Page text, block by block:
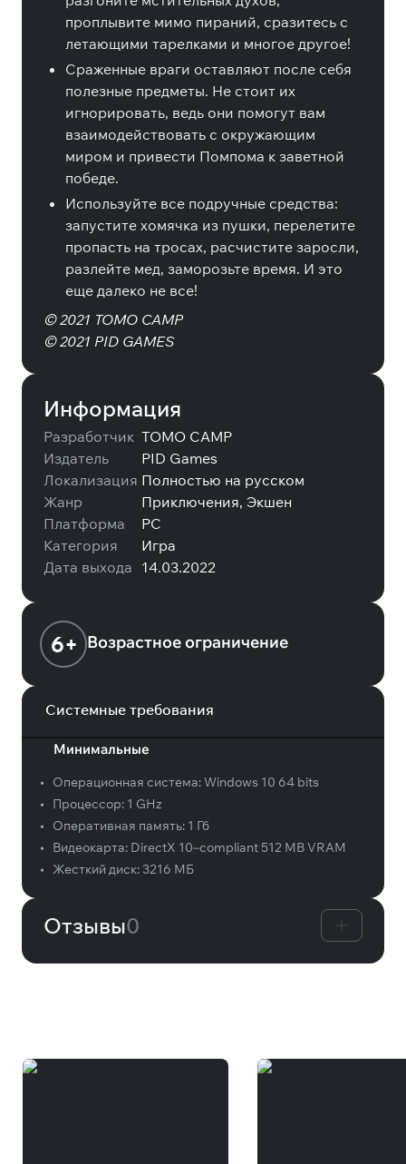
проплывите мимо пираний, сразитесь с
летающими тарелками и многое другое!
Сраженные враги оставляют после себя
полезные предметы. Не стоит их
игнорировать, ведь они помогут вам
взаимодействовать с окружающим
миром и привести Помпома к заветной
победе.
Используйте все подручные средства:
запустите хомячка из пушки, перелетите
пропасть на тросах, расчистите заросли,
разлейте мед, заморозьте время. И это
еще далеко не все!
© 2021 TOMO CAMP
© 2021 PID GAMES
Информация
Разработчик TOMO CAMP
Издатель
PID Games
Локализация Полностью на русском
Жанр
Приключения, Экшен
Платформа
PC
Категория
Игра
Дата выхода 14.03.2022
6+ Возрастное ограничение
Системные требования
Минимальные
• Операционная система:Windows 10 64 bits
•
Процессор: 1 GHz
•
Оперативная память: 1 Гб
•
Видеокарта: DirectX 10–compliant 512 MB VRAM
•
Жесткий диск: 3216 МБ
Отзывы0